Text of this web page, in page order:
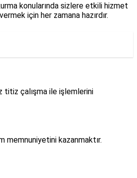
konularında sizlere etkili hizmet
için her zamana hazırdır.
titiz çalışma ile işlemlerini
memnuniyetini kazanmaktır.